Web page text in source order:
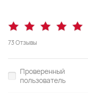
73Отзывы
Проверенный
пользователь